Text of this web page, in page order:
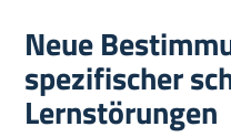
Neue
spezifischer
Lernstörungen